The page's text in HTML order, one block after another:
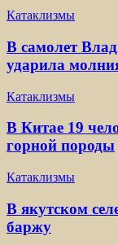
Катаклизмы
В самолет
ударила
Катаклизмы
В Китае 19
горной породы
Катаклизмы
В якутском
баржу